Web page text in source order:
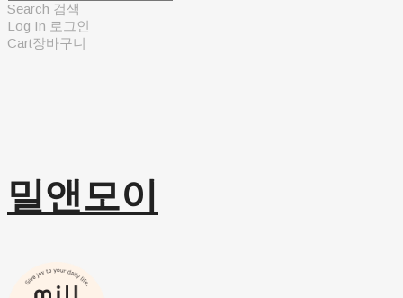
Search 검색
Log In 로그인
Cart장바구니
밀앤모이